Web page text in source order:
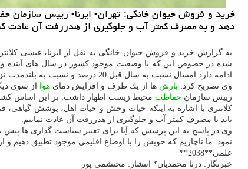
خرید و فروش حیوان خانگی: تهران- ایرنا- رییس سازمان
دهد و به مصرف كمتر آب و جلوگیری از هدررفت آن عادت
به گزارش خرید و فروش حیوان خانگی به نقل از ایرنا، عیسی
شده در خصوص این كه با وضعیت موجود كشور در سال های آینده
ادامه دارد امسال نسبت به سال قبل 20 درصد و نسبت به بلندمدت نزدیك به 40 درصد
وی تصریح كرد: بارش ها از یك طرف و افزایش دمای هوا از سوی
رییس سازمان حفاظت محیط زیست اظهار داشت: بر این اساس
كلانتری با اشاره به اینكه حیات وحش و حیات اهل، پوشش
باید با مصرف كمتر آب و جلوگیری از هدررفت آن عادت نماییم.
وی در پاسخ به این پرسش كه آِیا برای تغییر سیاست گذاری ها پیش
نمود. ما ناچاریم كه خویش را با اوضاع اقلیمی موجود تطبیق
علمی**2038**
خبرنگار: درنا محمدیان* انتشار: محتشمی پور